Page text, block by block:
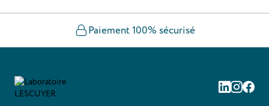
Paiement 100% sécurisé
Linkedin